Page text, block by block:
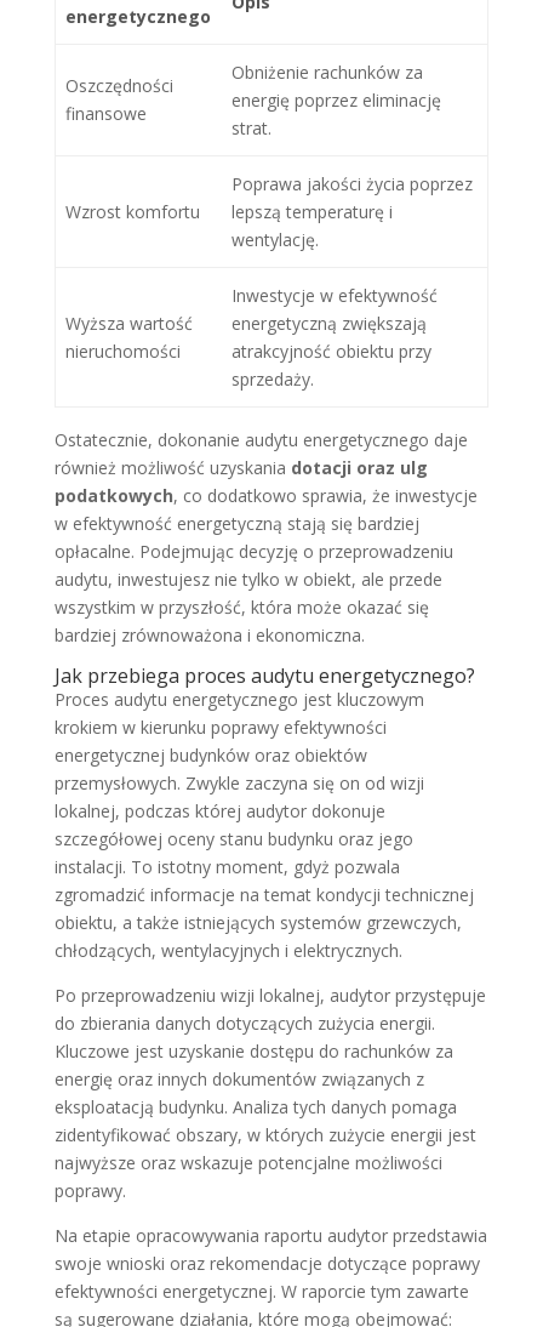
energetycznego
Oszczędności
finansowe
Obniżenie rachunków za
energię poprzez eliminację
strat.
Wzrost komfortu
Poprawa jakości życia poprzez
lepszą temperaturę i
wentylację.
Wyższa wartość
nieruchomości
Inwestycje w efektywność
energetyczną zwiększają
atrakcyjność obiektu przy
sprzedaży.
Ostatecznie, dokonanie audytu energetycznego daje
również możliwość uzyskania dotacji oraz ulg
podatkowych, co dodatkowo sprawia, że inwestycje
w efektywność energetyczną stają się bardziej
opłacalne. Podejmując decyzję o przeprowadzeniu
audytu, inwestujesz nie tylko w obiekt, ale przede
wszystkim w przyszłość, która może okazać się
bardziej zrównoważona i ekonomiczna.
Jak przebiega proces audytu energetycznego?
Proces audytu energetycznego jest kluczowym
krokiem w kierunku poprawy efektywności
energetycznej budynków oraz obiektów
przemysłowych. Zwykle zaczyna się on od wizji
lokalnej, podczas której audytor dokonuje
szczegółowej oceny stanu budynku oraz jego
instalacji. To istotny moment, gdyż pozwala
zgromadzić informacje na temat kondycji technicznej
obiektu, a także istniejących systemów grzewczych,
chłodzących, wentylacyjnych i elektrycznych.
Po przeprowadzeniu wizji lokalnej, audytor przystępuje
do zbierania danych dotyczących zużycia energii.
Kluczowe jest uzyskanie dostępu do rachunków za
energię oraz innych dokumentów związanych z
eksploatacją budynku. Analiza tych danych pomaga
zidentyfikować obszary, w których zużycie energii jest
najwyższe oraz wskazuje potencjalne możliwości
poprawy.
Na etapie opracowywania raportu audytor przedstawia
swoje wnioski oraz rekomendacje dotyczące poprawy
efektywności energetycznej. W raporcie tym zawarte
są sugerowane działania, które mogą obejmować: